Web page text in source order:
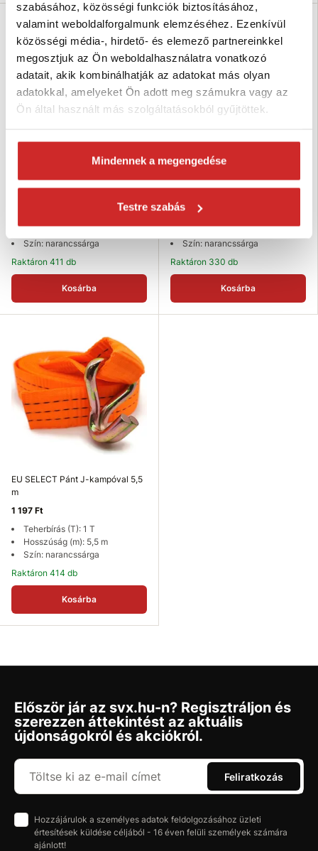
szabásához, közösségi funkciók biztosításához,
valamint weboldalforgalmunk elemzéséhez. Ezenkívül
közösségi média-, hirdető- és elemező partnereinkkel
megosztjuk az Ön weboldalhasználatra vonatkozó
adatait, akik kombinálhatják az adatokat más olyan
adatokkal, amelyeket Ön adott meg számukra vagy az
Ön által használt más szolgáltatásokból gyűjtöttek.
Mindennek a megengedése
Testre szabás
EU SELECT Pánt J-kampóval 7,5
m
Szín: narancssárga
Raktáron 411 db
Kosárba
EU SELECT Pánt J-kampóval 3,5
m
1 314 Ft
Szín: narancssárga
Raktáron 330 db
Kosárba
EU SELECT Pánt J-kampóval 5,5
m
1 197 Ft
Teherbírás (T): 1 T
Hosszúság (m): 5,5 m
Szín: narancssárga
Raktáron 414 db
Kosárba
Először jár az svx.hu-n? Regisztráljon és
szerezzen áttekintést az aktuális
újdonságokról és akciókról.
Feliratkozás
Hozzájárulok a személyes adatok feldolgozásához üzleti
értesítések küldése céljából - 16 éven felüli személyek számára
ajánlott!